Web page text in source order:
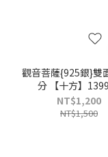
觀音菩薩{925銀}雙
分 【十方】
NT$1,200
NT$1,500